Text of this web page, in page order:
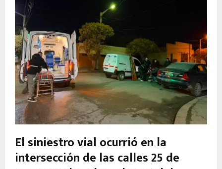
El siniestro vial ocurrió en la
intersección de las calles 25 de